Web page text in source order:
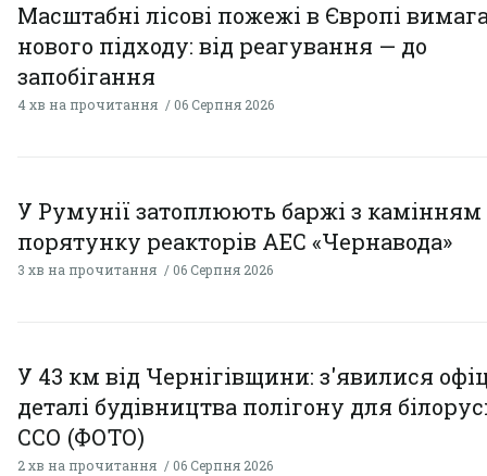
Масштабні лісові пожежі в Європі
нового підходу: від реагування — до
запобігання
4 хв на прочитання 06 Серпня 2026
У Румунії затоплюють баржі з
порятунку реакторів АЕС «Чернавода»
3 хв на прочитання 06 Серпня 2026
У 43 км від Чернігівщини: з'явилися
деталі будівництва полігону для
ССО (ФОТО)
2 хв на прочитання 06 Серпня 2026